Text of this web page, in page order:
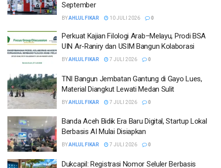
September
BYAHLUL FIKAR 10 JULI 2026 0
Perkuat Kajian Filologi Arab–Melayu, Prodi BSA
UIN Ar-Raniry dan USIM Bangun Kolaborasi
BYAHLUL FIKAR 7 JULI 2026 0
TNI Bangun Jembatan Gantung di Gayo Lues,
Material Diangkut Lewati Medan Sulit
BYAHLUL FIKAR 7 JULI 2026 0
Banda Aceh Bidik Era Baru Digital, Startup Lokal
Berbasis AI Mulai Disiapkan
BYAHLUL FIKAR 7 JULI 2026 0
Dukcapil: Registrasi Nomor Seluler Berbasis